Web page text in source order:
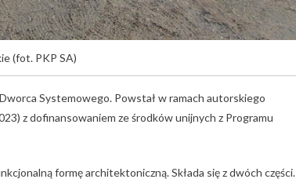
(fot. PKP SA)
Systemowego. Powstał w ramach autorskiego
z dofinansowaniem ze środków unijnych z Programu
formę architektoniczną. Składa się z dwóch części.